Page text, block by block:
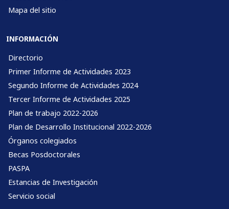
Mapa del sitio
INFORMACIÓN
Directorio
Primer Informe de Actividades 2023
Segundo Informe de Actividades 2024
Tercer Informe de Actividades 2025
Plan de trabajo 2022-2026
Plan de Desarrollo Institucional 2022-2026
Órganos colegiados
Becas Posdoctorales
PASPA
Estancias de Investigación
Servicio social